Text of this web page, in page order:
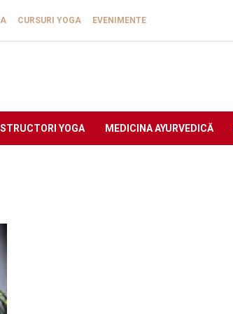
CURSURI YOGA EVENIMENTE
YOGA MEDICINA AYURVEDICĂ